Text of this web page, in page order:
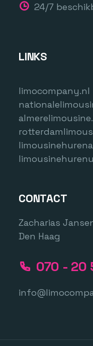
24/7
LINKS
limocompany.nl
CONTACT
Zacharias
Den Haag
070 - 20